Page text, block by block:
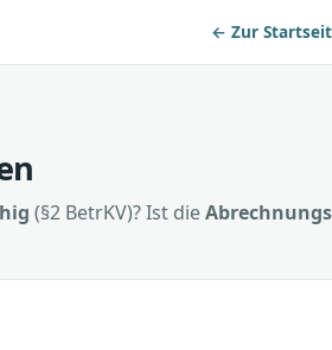
← Zur
(§2 BetrKV)? Ist die